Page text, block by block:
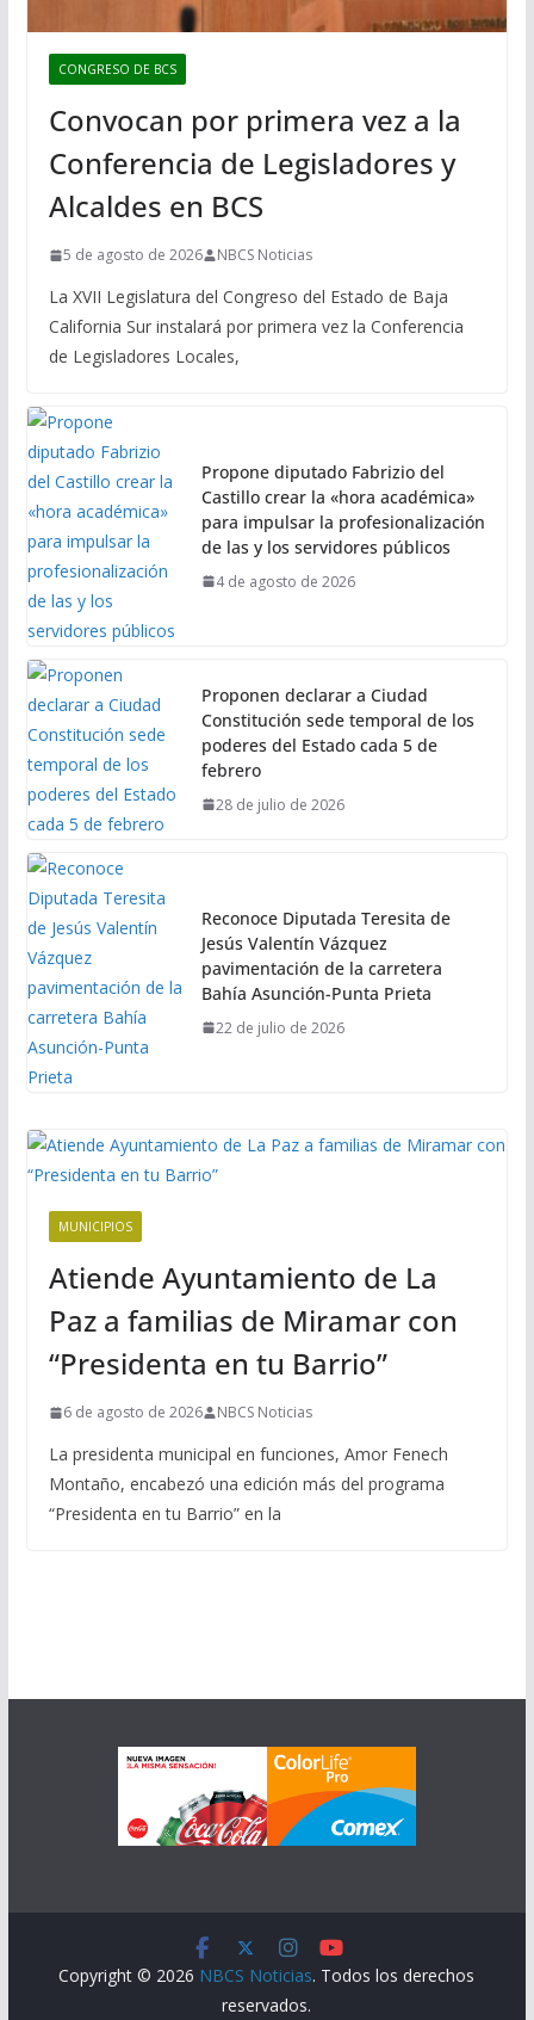
CONGRESO DE BCS
Convocan por primera vez a la
Conferencia de Legisladores y
Alcaldes en BCS
5 de agosto de 2026 NBCS Noticias
La XVII Legislatura del Congreso del Estado de Baja
California Sur instalará por primera vez la Conferencia
de Legisladores Locales,
Propone diputado Fabrizio del
Castillo crear la «hora académica»
para impulsar la profesionalización
de las y los servidores públicos
4 de agosto de 2026
Proponen declarar a Ciudad
Constitución sede temporal de los
poderes del Estado cada 5 de
febrero
28 de julio de 2026
Reconoce Diputada Teresita de
Jesús Valentín Vázquez
pavimentación de la carretera
Bahía Asunción-Punta Prieta
22 de julio de 2026
MUNICIPIOS
Atiende Ayuntamiento de La
Paz a familias de Miramar con
“Presidenta en tu Barrio”
6 de agosto de 2026 NBCS Noticias
La presidenta municipal en funciones, Amor Fenech
Montaño, encabezó una edición más del programa
“Presidenta en tu Barrio” en la
Copyright © 2026 NBCS Noticias. Todos los derechos
reservados.